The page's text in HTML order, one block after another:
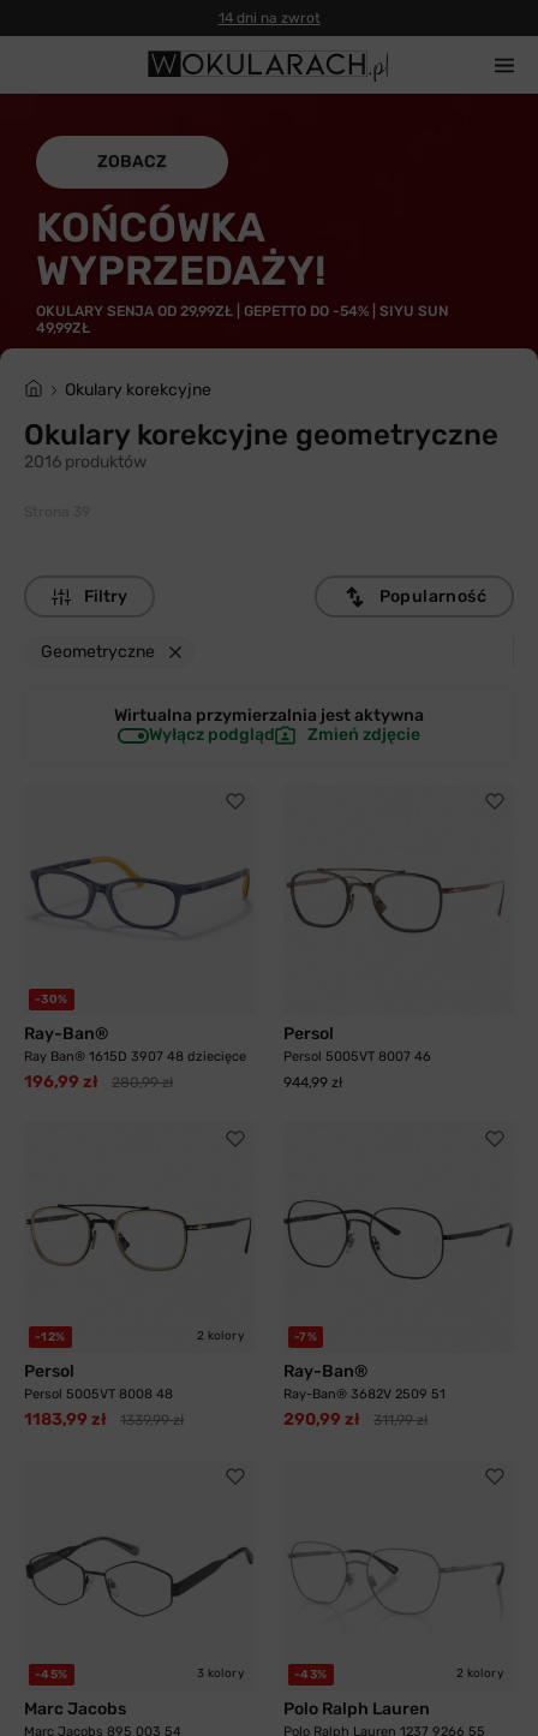
14 dni na zwrot
ZOBACZ
KOŃCÓWKA
WYPRZEDAŻY!
OKULARY SENJA OD 29,99ZŁ | GEPETTO DO -54% | SIYU SUN
49,99ZŁ
Okulary korekcyjne
Okulary korekcyjne geometryczne
2016 produktów
Filtry
Geometryczne
Popularność
Wirtualna przymierzalnia jestaktywna
Wyłącz podgląd
Zmień zdjęcie
-30%
Ray-Ban®
Ray Ban® 1615D 3907 48 dziecięce
196,99 zł 280,99 zł
Persol
Persol 5005VT 8007 46
944,99 zł
-12% 2 kolory
Persol
Persol 5005VT 8008 48
1183,99 zł 1339,99 zł
-7%
Ray-Ban®
Ray-Ban® 3682V 2509 51
290,99 zł 311,99 zł
-45% 3 kolory
Marc Jacobs
Marc Jacobs 895 003 54
-43% 2 kolory
Polo Ralph Lauren
Polo Ralph Lauren 1237 9266 55